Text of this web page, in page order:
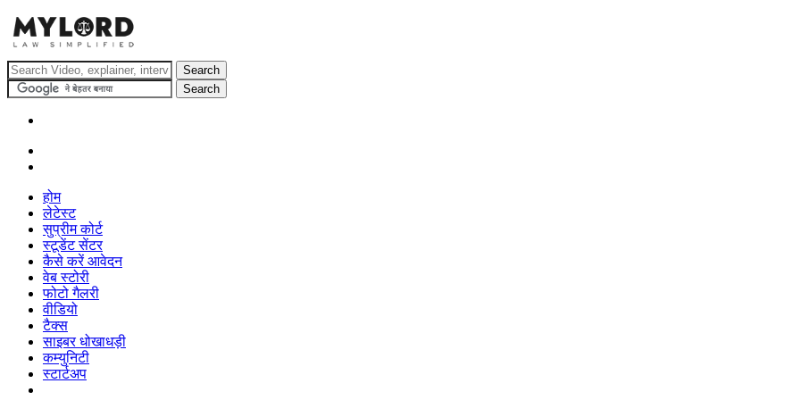
होम
लेटेस्ट
सुप्रीम कोर्ट
स्टूडेंट सेंटर
कैसे करें आवेदन
वेब स्टोरी
फोटो गैलरी
वीडियो
टैक्स
साइबर धोखाधड़ी
कम्युनिटी
स्टार्टअप